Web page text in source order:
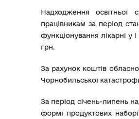
Надходження освітньої
працівникам за період
функціонування лікарні у
грн.
За рахунок коштів
Чорнобильської
За період січень-липень
формі продуктових